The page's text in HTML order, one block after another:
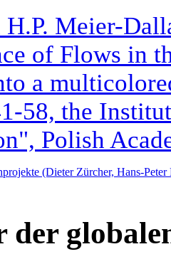
Meier-
of Flows in
a
58, the
Polish
(Dieter Zürcher, Hans-
der